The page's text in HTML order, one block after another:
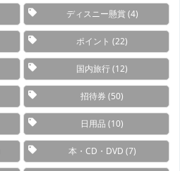
ディスニー懸賞(4)
ポイント (22)
国内旅行(12)
招待券 (50)
日用品 (10)
本・CD・DVD (7)